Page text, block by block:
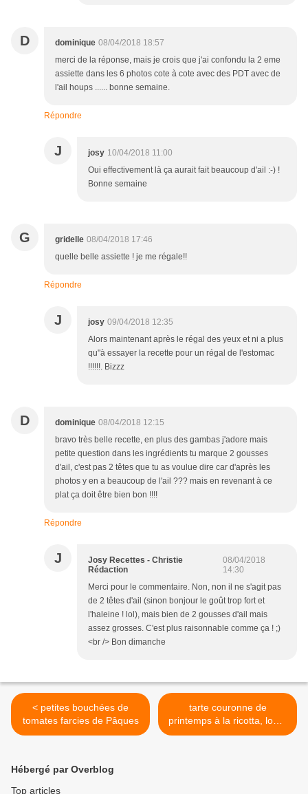
D dominique 08/04/2018 18:57
merci de la réponse, mais je crois que j'ai confondu la 2 eme
assiette dans les 6 photos cote à cote avec des PDT avec de
l'ail houps ...... bonne semaine.
Répondre
J josy 10/04/2018 11:00
Oui effectivement là ça aurait fait beaucoup d'ail :-) !
Bonne semaine
G gridelle 08/04/2018 17:46
quelle belle assiette ! je me régale!!
Répondre
J josy 09/04/2018 12:35
Alors maintenant après le régal des yeux et ni a plus
qu"à essayer la recette pour un régal de l'estomac
!!!!!!. Bizzz
D dominique 08/04/2018 12:15
bravo très belle recette, en plus des gambas j'adore mais
petite question dans les ingrédients tu marque 2 gousses
d'ail, c'est pas 2 têtes que tu as voulue dire car d'après les
photos y en a beaucoup de l'ail ??? mais en revenant à ce
plat ça doit être bien bon !!!!
Répondre
J
Josy Recettes - Christie
Rédaction
08/04/2018
14:30
Merci pour le commentaire. Non, non il ne s'agit pas
de 2 têtes d'ail (sinon bonjour le goût trop fort et
l'haleine ! lol), mais bien de 2 gousses d'ail mais
assez grosses. C'est plus raisonnable comme ça ! ;)
<br /> Bon dimanche
< petites bouchées de
tomates farcies de Pâques
tarte couronne de
printemps à la ricotta, lomo
et tomates d'antan >
Hébergé par Overblog
Top articles